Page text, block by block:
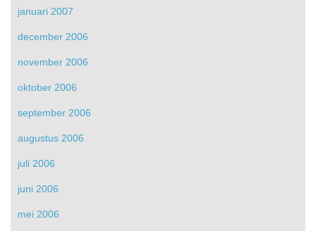
januari 2007
december 2006
november 2006
oktober 2006
september 2006
augustus 2006
juli 2006
juni 2006
mei 2006